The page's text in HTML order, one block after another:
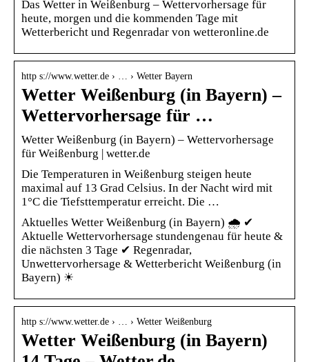
Das Wetter in Weißenburg – Wettervorhersage für
heute, morgen und die kommenden Tage mit
Wetterbericht und Regenradar von wetteronline.de
http s://www.wetter.de › … › Wetter Bayern
Wetter Weißenburg (in Bayern) –
Wettervorhersage für …
Wetter Weißenburg (in Bayern) – Wettervorhersage
für Weißenburg | wetter.de
Die Temperaturen in Weißenburg steigen heute
maximal auf 13 Grad Celsius. In der Nacht wird mit
1°C die Tiefsttemperatur erreicht. Die …
Aktuelles Wetter Weißenburg (in Bayern) 🌧️ ✔
Aktuelle Wettervorhersage stundengenau für heute &
die nächsten 3 Tage ✔ Regenradar,
Unwettervorhersage & Wetterbericht Weißenburg (in
Bayern) ☀
http s://www.wetter.de › … › Wetter Weißenburg
Wetter Weißenburg (in Bayern)